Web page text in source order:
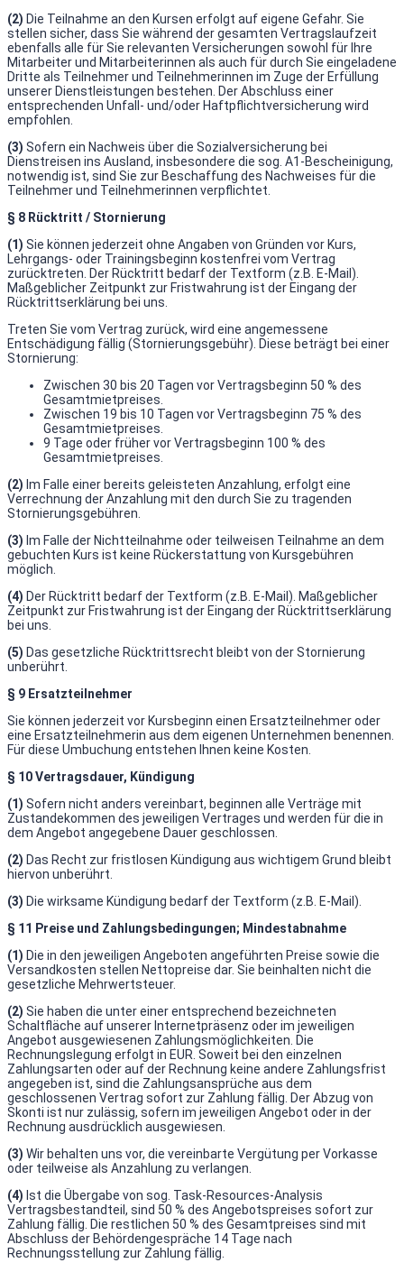
(2) Die Teilnahme an den Kursen erfolgt auf eigene Gefahr. Sie
stellen sicher, dass Sie während der gesamten Vertragslaufzeit
ebenfalls alle für Sie relevanten Versicherungen sowohl für Ihre
Mitarbeiter und Mitarbeiterinnen als auch für durch Sie eingeladene
Dritte als Teilnehmer und Teilnehmerinnen im Zuge der Erfüllung
unserer Dienstleistungen bestehen. Der Abschluss einer
entsprechenden Unfall- und/oder Haftpflichtversicherung wird
empfohlen.
(3) Sofern ein Nachweis über die Sozialversicherung bei
Dienstreisen ins Ausland, insbesondere die sog. A1-Bescheinigung,
notwendig ist, sind Sie zur Beschaffung des Nachweises für die
Teilnehmer und Teilnehmerinnen verpflichtet.
§ 8 Rücktritt / Stornierung
(1) Sie können jederzeit ohne Angaben von Gründen vor Kurs,
Lehrgangs- oder Trainingsbeginn kostenfrei vom Vertrag
zurücktreten. Der Rücktritt bedarf der Textform (z.B. E-Mail).
Maßgeblicher Zeitpunkt zur Fristwahrung ist der Eingang der
Rücktrittserklärung bei uns.
Treten Sie vom Vertrag zurück, wird eine angemessene
Entschädigung fällig (Stornierungsgebühr). Diese beträgt bei einer
Stornierung:
Zwischen 30 bis 20 Tagen vor Vertragsbeginn 50 % des
Gesamtmietpreises.
Zwischen 19 bis 10 Tagen vor Vertragsbeginn 75 % des
Gesamtmietpreises.
9 Tage oder früher vor Vertragsbeginn 100 % des
Gesamtmietpreises.
(2) Im Falle einer bereits geleisteten Anzahlung, erfolgt eine
Verrechnung der Anzahlung mit den durch Sie zu tragenden
Stornierungsgebühren.
(3) Im Falle der Nichtteilnahme oder teilweisen Teilnahme an dem
gebuchten Kurs ist keine Rückerstattung von Kursgebühren
möglich.
(4) Der Rücktritt bedarf der Textform (z.B. E-Mail). Maßgeblicher
Zeitpunkt zur Fristwahrung ist der Eingang der Rücktrittserklärung
bei uns.
(5) Das gesetzliche Rücktrittsrecht bleibt von der Stornierung
unberührt.
§ 9 Ersatzteilnehmer
Sie können jederzeit vor Kursbeginn einen Ersatzteilnehmer oder
eine Ersatzteilnehmerin aus dem eigenen Unternehmen benennen.
Für diese Umbuchung entstehen Ihnen keine Kosten.
§ 10 Vertragsdauer, Kündigung
(1) Sofern nicht anders vereinbart, beginnen alle Verträge mit
Zustandekommen des jeweiligen Vertrages und werden für die in
dem Angebot angegebene Dauer geschlossen.
(2) Das Recht zur fristlosen Kündigung aus wichtigem Grund bleibt
hiervon unberührt.
(3) Die wirksame Kündigung bedarf der Textform (z.B. E-Mail).
§ 11 Preise und Zahlungsbedingungen; Mindestabnahme
(1) Die in den jeweiligen Angeboten angeführten Preise sowie die
Versandkosten stellen Nettopreise dar. Sie beinhalten nicht die
gesetzliche Mehrwertsteuer.
(2) Sie haben die unter einer entsprechend bezeichneten
Schaltfläche auf unserer Internetpräsenz oder im jeweiligen
Angebot ausgewiesenen Zahlungsmöglichkeiten. Die
Rechnungslegung erfolgt in EUR. Soweit bei den einzelnen
Zahlungsarten oder auf der Rechnung keine andere Zahlungsfrist
angegeben ist, sind die Zahlungsansprüche aus dem
geschlossenen Vertrag sofort zur Zahlung fällig. Der Abzug von
Skonti ist nur zulässig, sofern im jeweiligen Angebot oder in der
Rechnung ausdrücklich ausgewiesen.
(3) Wir behalten uns vor, die vereinbarte Vergütung per Vorkasse
oder teilweise als Anzahlung zu verlangen.
(4) Ist die Übergabe von sog. Task-Resources-Analysis
Vertragsbestandteil, sind 50 % des Angebotspreises sofort zur
Zahlung fällig. Die restlichen 50 % des Gesamtpreises sind mit
Abschluss der Behördengespräche 14 Tage nach
Rechnungsstellung zur Zahlung fällig.